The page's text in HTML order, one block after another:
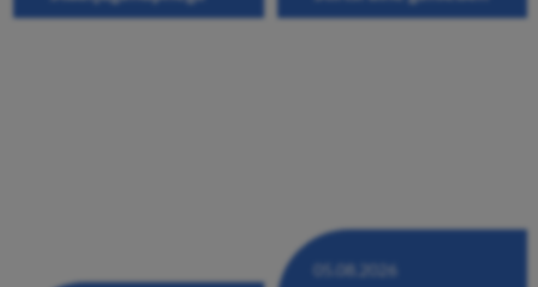
05.08.2026